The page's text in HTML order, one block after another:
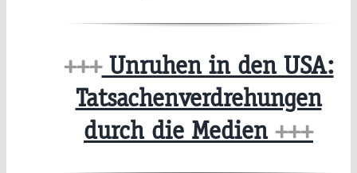
+++Unruhen in den USA:
Tatsachenverdrehungen
durch die Medien +++